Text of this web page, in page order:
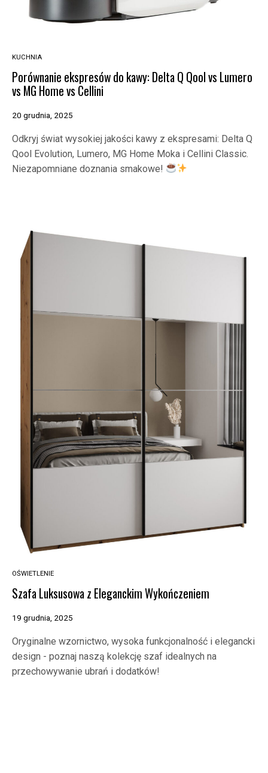
KUCHNIA
Porównanie ekspresów do kawy: Delta Q Qool vs Lumero
vs MG Home vs Cellini
20 grudnia, 2025
Odkryj świat wysokiej jakości kawy z ekspresami: Delta Q
Qool Evolution, Lumero, MG Home Moka i Cellini Classic.
Niezapomniane doznania smakowe!
OŚWIETLENIE
Szafa Luksusowa z Eleganckim Wykończeniem
19 grudnia, 2025
Oryginalne wzornictwo, wysoka funkcjonalność i elegancki
design - poznaj naszą kolekcję szaf idealnych na
przechowywanie ubrań i dodatków!